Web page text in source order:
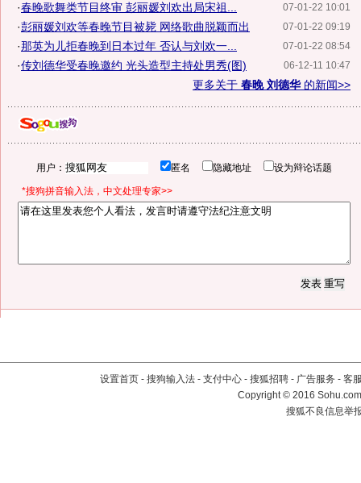
07-01-22 10:01
·春晚歌舞类节目终审 彭丽媛刘欢出局宋祖...
07-01-22 09:19
·彭丽媛刘欢等春晚节目被毙 网络歌曲脱颖而出
07-01-22 08:54
·那英为儿拒春晚到日本过年 否认与刘欢一...
06-12-11 10:47
·传刘德华受春晚邀约 光头造型主持处男秀(图)
更多关于 春晚 刘德华的新闻>>
用户： 匿名 隐藏地址 设为辩论话题
*搜狗拼音输入法，中文处理专家>>
设置首页 - 搜狗输入法 - 支付中心 - 搜狐招聘 - 广告服务 - 客
Copyright©2016
搜狐不良信息举